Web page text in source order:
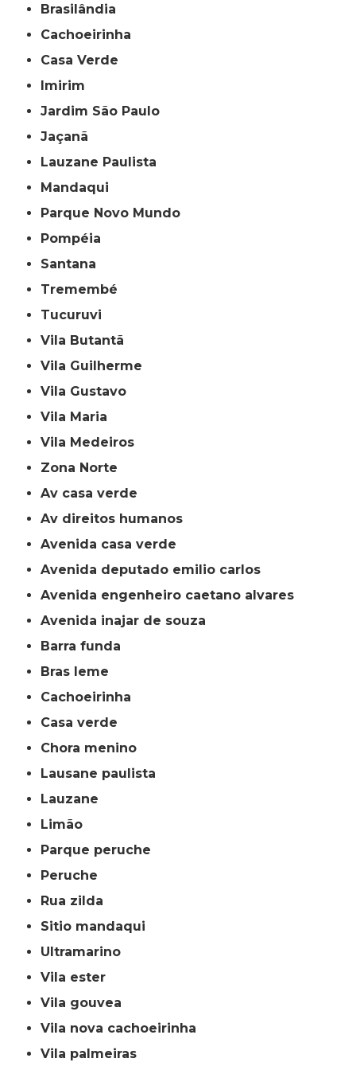
Brasilândia
Cachoeirinha
Casa Verde
Imirim
Jardim São Paulo
Jaçanã
Lauzane Paulista
Mandaqui
Parque Novo Mundo
Pompéia
Santana
Tremembé
Tucuruvi
Vila Butantã
Vila Guilherme
Vila Gustavo
Vila Maria
Vila Medeiros
Zona Norte
av casa verde
av direitos humanos
avenida casa verde
avenida deputado emilio carlos
avenida engenheiro caetano alvares
avenida inajar de souza
barra funda
bras leme
cachoeirinha
casa verde
chora menino
lausane paulista
lauzane
limão
parque peruche
peruche
rua zilda
sitio mandaqui
ultramarino
vila ester
vila gouvea
vila nova cachoeirinha
vila palmeiras